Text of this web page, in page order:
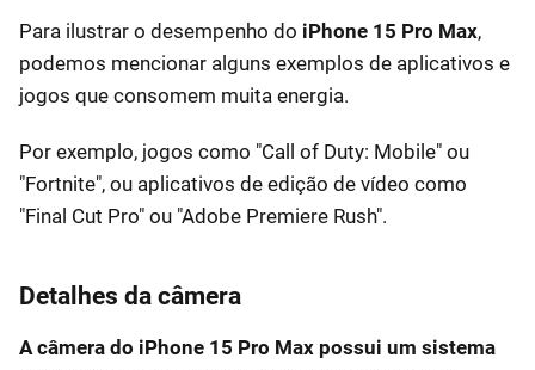
Para ilustrar o desempenho do iPhone 15 Pro Max,
podemos mencionar alguns exemplos de aplicativos e
jogos que consomem muita energia.
Por exemplo, jogos como "Call of Duty: Mobile" ou
"Fortnite", ou aplicativos de edição de vídeo como
"Final Cut Pro" ou "Adobe Premiere Rush".
Detalhes da câmera
A câmera do iPhone 15 Pro Max possui um sistema